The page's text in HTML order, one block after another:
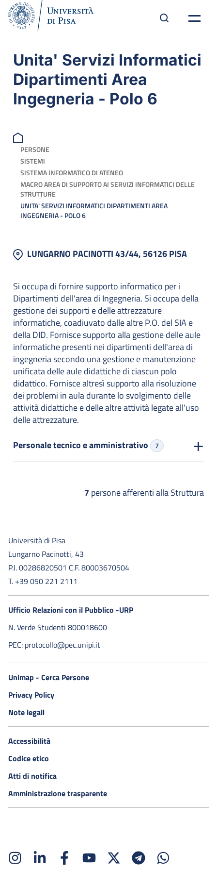
Unita' Servizi Informatici
Dipartimenti Area
Ingegneria - Polo 6
PERSONE
SISTEMI
SISTEMA INFORMATICO DI ATENEO
MACRO AREA DI SUPPORTO AI SERVIZI INFORMATICI DELLE
STRUTTURE
UNITA' SERVIZI INFORMATICI DIPARTIMENTI AREA
INGEGNERIA - POLO 6
LUNGARNO PACINOTTI 43/44, 56126 PISA
Si occupa di fornire supporto informatico per i
Dipartimenti dell'area di Ingegneria. Si occupa della
gestione dei supporti e delle attrezzature
informatiche, coadiuvato dalle altre P.O. del SIA e
della DID. Fornisce supporto alla gestione delle aule
informatiche presenti nei dipartimenti dell'area di
ingegneria secondo una gestione e manutenzione
unificata delle aule didattiche di ciascun polo
didattico. Fornisce altresì supporto alla risoluzione
dei problemi in aula durante lo svolgimento delle
attività didattiche e delle altre attività legate all'uso
delle attrezzature.
Personale tecnico e amministrativo
7
7 persone afferenti alla Struttura
Università di Pisa
Lungarno Pacinotti, 43
P.I. 00286820501 C.F. 80003670504
T. +39 050 221 2111
Ufficio Relazioni con il Pubblico -URP
N. Verde Studenti 800018600​
PEC: protocollo@pec.unipi.it
Unimap - Cerca Persone
Privacy Policy
Note legali
Accessibilità
Codice etico
Atti di notifica
Amministrazione trasparente